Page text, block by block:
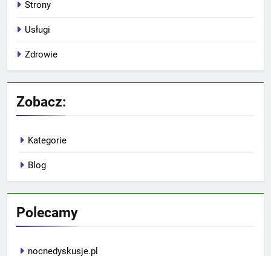
Strony
Usługi
Zdrowie
Zobacz:
Kategorie
Blog
Polecamy
nocnedyskusje.pl